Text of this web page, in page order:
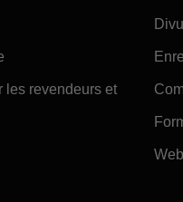
les revendeurs et